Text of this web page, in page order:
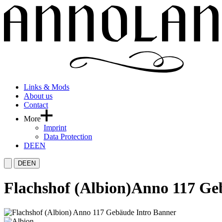
Links & Mods
About us
Contact
More
Imprint
Data Protection
DEEN
DEEN
Flachshof (Albion)Anno 117